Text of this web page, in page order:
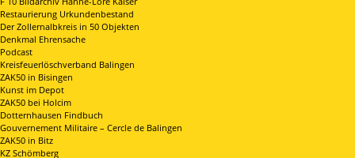
Restaurierung Urkundenbestand
Der Zollernalbkreis in 50 Objekten
Denkmal Ehrensache
Podcast
Kreisfeuerlöschverband Balingen
ZAK50 in Bisingen
Kunst im Depot
ZAK50 bei Holcim
Dotternhausen Findbuch
Gouvernement Militaire – Cercle de Balingen
ZAK50 in Bitz
KZ Schömberg